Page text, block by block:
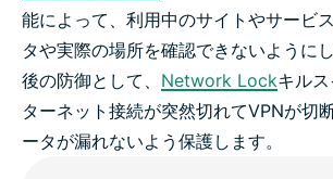
能によって、利用中のサイトやサービ
タや実際の場所を確認できないように
後の防御として、 Network Lockキル
ターネット接続が突然切れてVPNが切
ータが漏れないよう保護します。